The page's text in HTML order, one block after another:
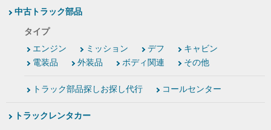
中古トラック部品
タイプ
エンジン
ミッション デフ
キャビン
電装品
外装品 ボディ関連 その他
トラック部品探しお探し代行 コールセンター
トラックレンタカー